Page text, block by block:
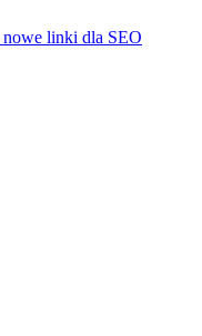
linki dla SEO